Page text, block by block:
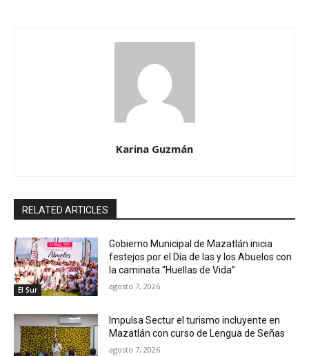
Karina Guzmán
RELATED ARTICLES
El Sur
Gobierno Municipal de Mazatlán inicia
festejos por el Día de las y los Abuelos con
la caminata “Huellas de Vida”
agosto 7, 2026
Impulsa Sectur el turismo incluyente en
Mazatlán con curso de Lengua de Señas
agosto 7, 2026